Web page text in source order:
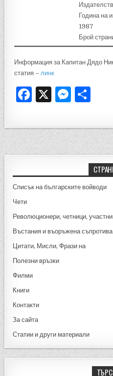
Година на
1987
Брой
Информация за Капитан Дядо
статия – линк
F
c
e
b
o
o
X
M
se
n
g
er
ar
e
Списък на българските войводи
Чети
Революционери, четници,
Въстания и въоръжена съпротива
Цитати, Мисли, Фрази на
Полезни връзки
Филми
Книги
Контакти
За сайта
Статии и други материали